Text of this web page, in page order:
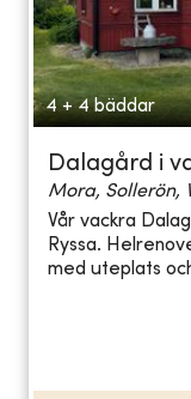
4 + 4 bäddar
Dalagård i
Mora, Sollerön,
Vår vackra
Ryssa.
med uteplats